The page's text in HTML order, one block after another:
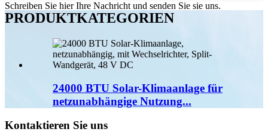
Schreiben Sie hier Ihre Nachricht und senden Sie sie uns.
PRODUKTKATEGORIEN
24000 BTU Solar-Klimaanlage für
netzunabhängige Nutzung...
Kontaktieren Sie uns